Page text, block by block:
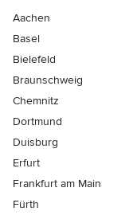
Aachen
Basel
Bielefeld
Braunschweig
Chemnitz
Dortmund
Duisburg
Erfurt
Frankfurt am Main
Fürth